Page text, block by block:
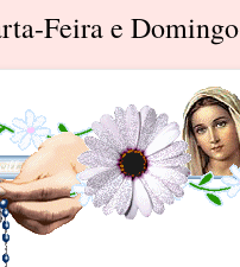
Feira e Domingo